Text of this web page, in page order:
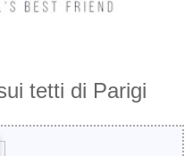
tetti di Parigi